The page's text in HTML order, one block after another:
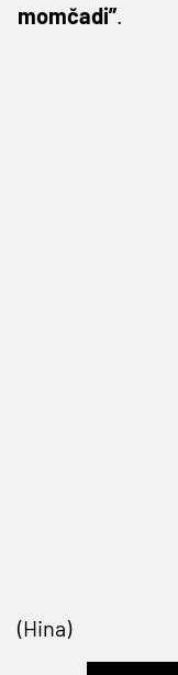
momčadi”.
(Hina)